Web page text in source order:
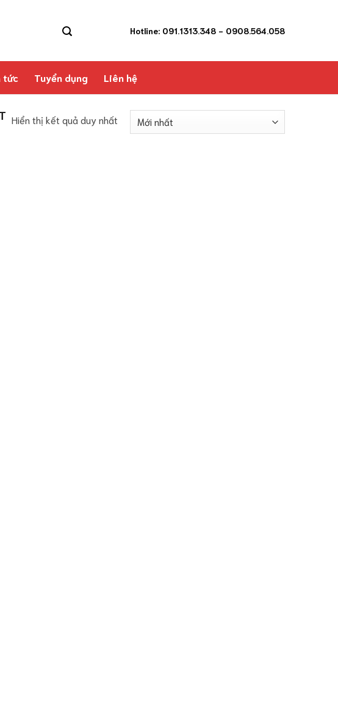
Hotline: 091.1313.348 - 0908.564.058
tức Tuyển dụng Liên hệ
Hiển thị kết quả duy nhất